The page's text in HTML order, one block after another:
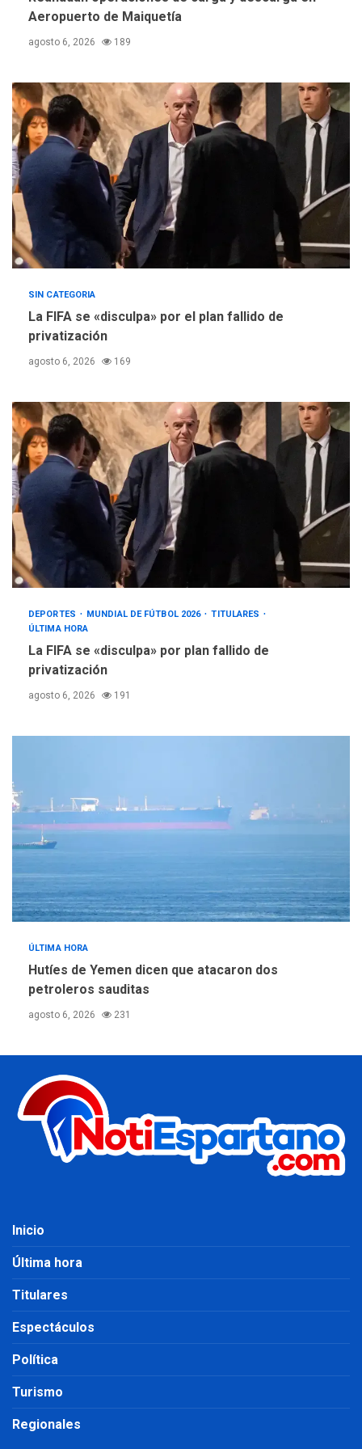
5
Mariño respalda a Cámara
Aeropuerto de Maiquetía
agosto 6, 2026 189
SIN CATEGORIA
La FIFA se «disculpa» por el plan fallido de
privatización
agosto 6, 2026 169
DEPORTES MUNDIAL DE FÚTBOL 2026
TITULARES
ÚLTIMA HORA
La FIFA se «disculpa» por plan fallido de
privatización
agosto 6, 2026 191
ÚLTIMA HORA
Hutíes de Yemen dicen que atacaron dos
petroleros sauditas
agosto 6, 2026 231
Inicio
Última hora
Titulares
Espectáculos
Política
Turismo
Regionales